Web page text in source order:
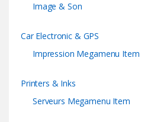
Image & Son
Car Electronic & GPS
Impression Megamenu Item
Printers & Inks
Serveurs Megamenu Item